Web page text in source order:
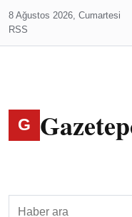
8 Ağustos 2026, Cumartesi
RSS
G